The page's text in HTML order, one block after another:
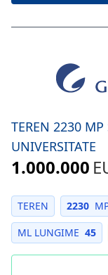
TEREN 2230
UNIVERSITATE
1.000.000
TEREN 2230
ML LUNGIME 45